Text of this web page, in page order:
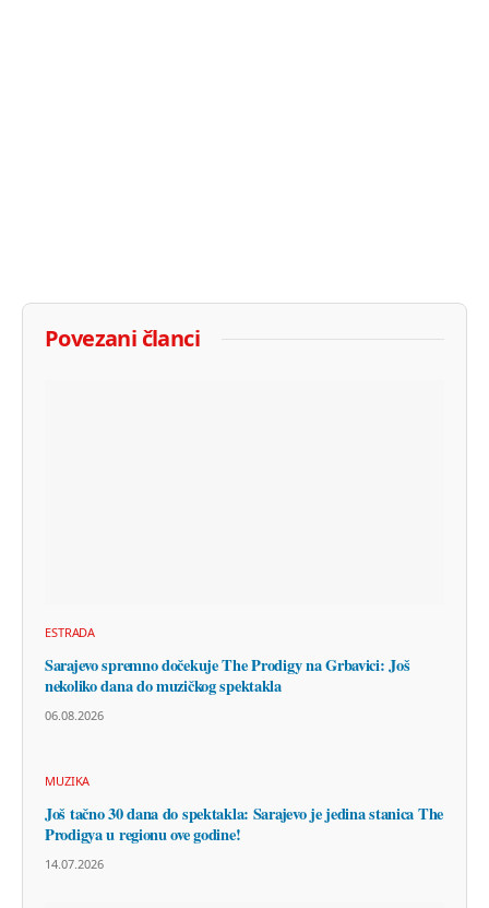
Povezani članci
ESTRADA
Sarajevo spremno dočekuje The Prodigy na Grbavici: Još
nekoliko dana do muzičkog spektakla
06.08.2026
MUZIKA
Još tačno 30 dana do spektakla: Sarajevo je jedina stanica The
Prodigya u regionu ove godine!
14.07.2026